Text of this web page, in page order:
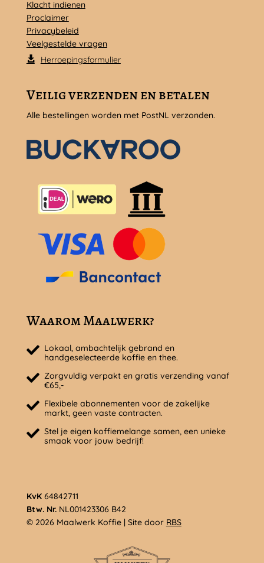
Klacht indienen
Proclaimer
Privacybeleid
Veelgestelde vragen
Herroepingsformulier
Veilig verzenden en betalen
Alle bestellingen worden met PostNL verzonden.
Waarom Maalwerk?
Lokaal, ambachtelijk gebrand en
handgeselecteerde koffie en thee.
Zorgvuldig verpakt en gratis verzending vanaf
€65,-
Flexibele abonnementen voor de zakelijke
markt, geen vaste contracten.
Stel je eigen koffiemelange samen, een unieke
smaak voor jouw bedrijf!
KvK64842711
Btw. Nr.NL001423306 B42
© 2026 Maalwerk Koffie | Site door RBS